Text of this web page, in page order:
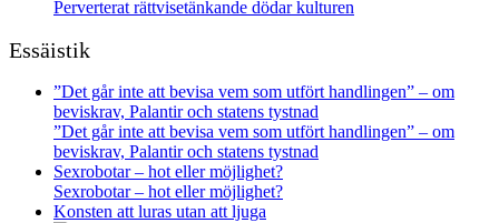
Perverterat rättvisetänkande dödar kulturen
Essäistik
”Det går inte att bevisa vem som utfört handlingen” – om
beviskrav, Palantir och statens tystnad
”Det går inte att bevisa vem som utfört handlingen” – om
beviskrav, Palantir och statens tystnad
Sexrobotar – hot eller möjlighet?
Sexrobotar – hot eller möjlighet?
Konsten att luras utan att ljuga